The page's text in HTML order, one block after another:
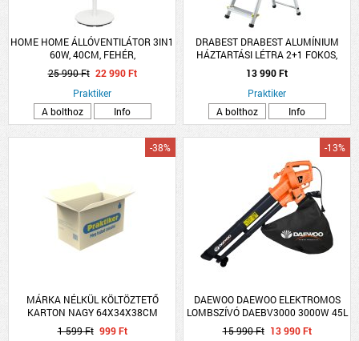
HOME HOME ÁLLÓVENTILÁTOR 3IN1
60W, 40CM, FEHÉR,
TÁVIRÁNYÍTÓVAL
25 990 Ft 22 990 Ft
Praktiker
A bolthoz
Info
DRABEST DRABEST ALUMÍNIUM
HÁZTARTÁSI LÉTRA 2+1 FOKOS,
MAX. 150KG
13 990 Ft
Praktiker
A bolthoz
Info
MÁRKA NÉLKÜL KÖLTÖZTETŐ
KARTON NAGY 64X34X38CM
TERHELHETŐSÉG MAXIMUM 20KG
-38%
1 599 Ft 999 Ft
DAEWOO DAEWOO ELEKTROMOS
LOMBSZÍVÓ DAEBV3000 3000W 45L
10:1 TÖMÖRÍTÉSI ARÁNY
-13%
15 990 Ft 13 990 Ft